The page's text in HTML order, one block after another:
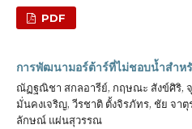
PDF
การพัฒนามอร์ต้าร์ที่ไม่ชอบน้ำสำห
ณัฏฐณิชา สกลอารีย์, กฤษณะ สังข์ศิริ,
มั่นคงเจริญ, วีรชาติ ตั้งจิรภัทร, ชัย จา
ลักษณ์ แผ่นสุวรรณ